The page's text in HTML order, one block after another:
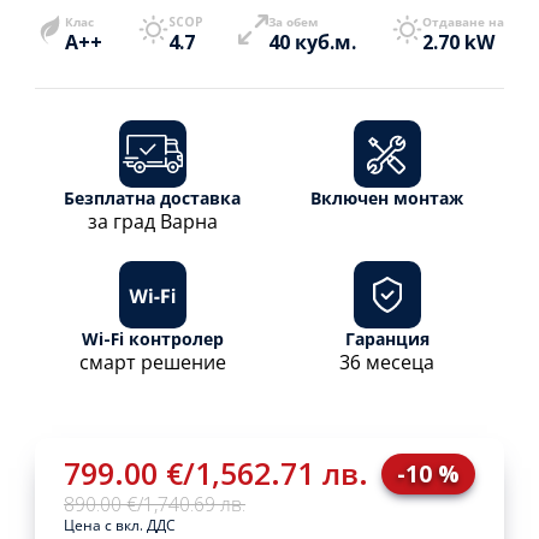
799.00 €/1,562.71 лв.
890.00 €/1,740.69 лв.
-10 %
Цена с вкл. ДДС
Клас
A++
SCOP
4.7
За обем
40 куб.м.
Отдаване на
2.70 kW
Безплатна доставка
за град Варна
Включен монтаж
Wi-Fi контролер
смарт решение
Гаранция
36 месеца